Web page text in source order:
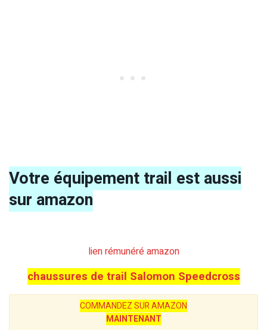
Votre équipement trail est aussi
sur amazon
lien rémunéré amazon
chaussures de trail Salomon Speedcross
COMMANDEZ SUR AMAZON
MAINTENANT